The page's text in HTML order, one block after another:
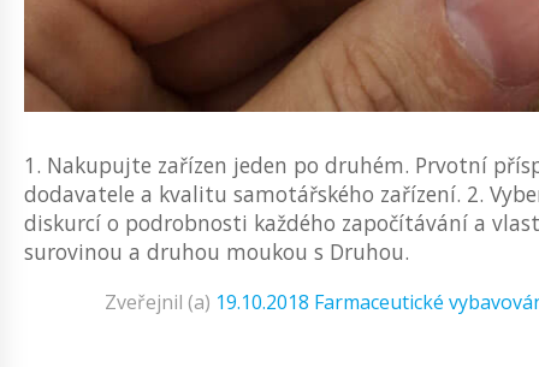
1. Nakupujte zařízen jeden po druhém. Prvotní
dodavatele a kvalitu samotářského zařízení. 2.
diskurcí o podrobnosti každého započítávání a
surovinou a druhou moukou s Druhou.
Zveřejnil (a) 19.10.2018 Farmaceutické